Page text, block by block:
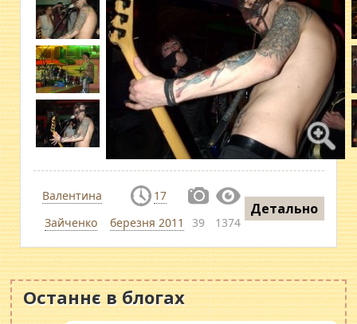
Валентина
Зайченко
17
березня 2011
39 1374
Детально
Останнє в блогах